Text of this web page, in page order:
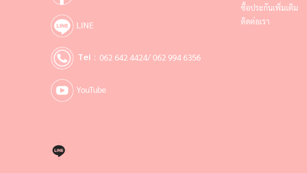
LINE
Tel : 062 642 4424/ 062 994 6356
YouTube
ซื้อประกันเพิ่มเติม
ติดต่อเรา